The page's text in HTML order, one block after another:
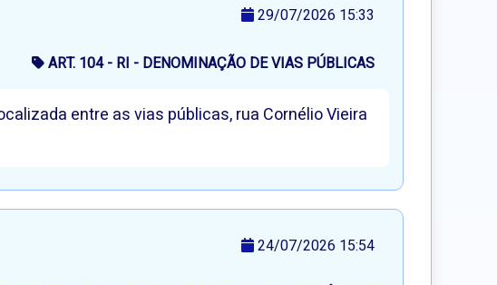
29/07/2026 15:33
ART. 104 - RI - DENOMINAÇÃO DE VIAS PÚBLICAS
entre as vias públicas, rua Cornélio Vieira
24/07/2026 15:54